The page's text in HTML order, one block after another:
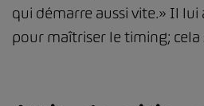
qui démarre aussi vite.» Il
pour maîtriser le timing; cela